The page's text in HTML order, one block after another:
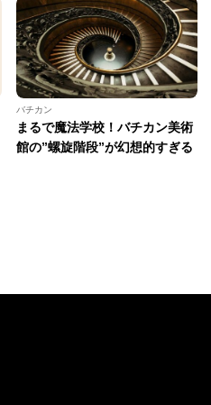
バチカン
まるで魔法学校！バチカン美術
館の”螺旋階段”が幻想的すぎる